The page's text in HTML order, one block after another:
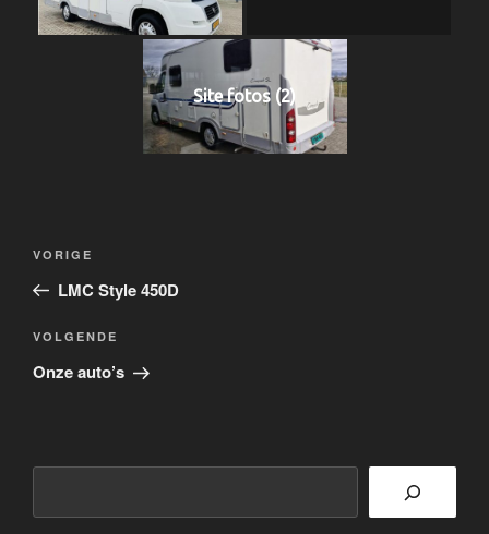
Site fotos (2)
Bericht
Vorig
bericht
VORIGE
LMC Style 450D
Volgend
bericht
VOLGENDE
Onze auto’s